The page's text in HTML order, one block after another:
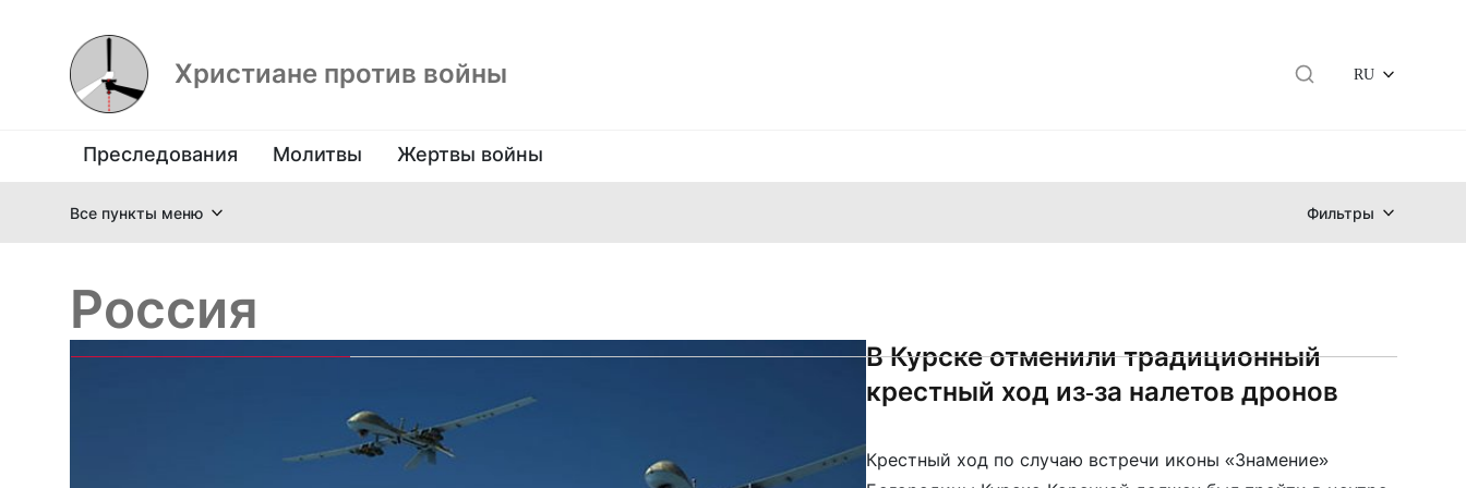
Христиане против войны RU
Преследования Молитвы Жертвы войны
Все пункты меню Фильтры
Россия
В Курске отменили традиционный
крестный ход из-за налетов дронов
Крестный ход по случаю встречи иконы «Знамение»